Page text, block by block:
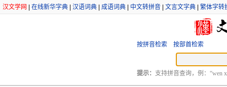
汉文学网 在线新华字典 汉语词典 成语词典 中文转拼音 文言文字典 繁体字转
按拼音检索 按部首检索
提示： 支持拼音查询，例：“wen